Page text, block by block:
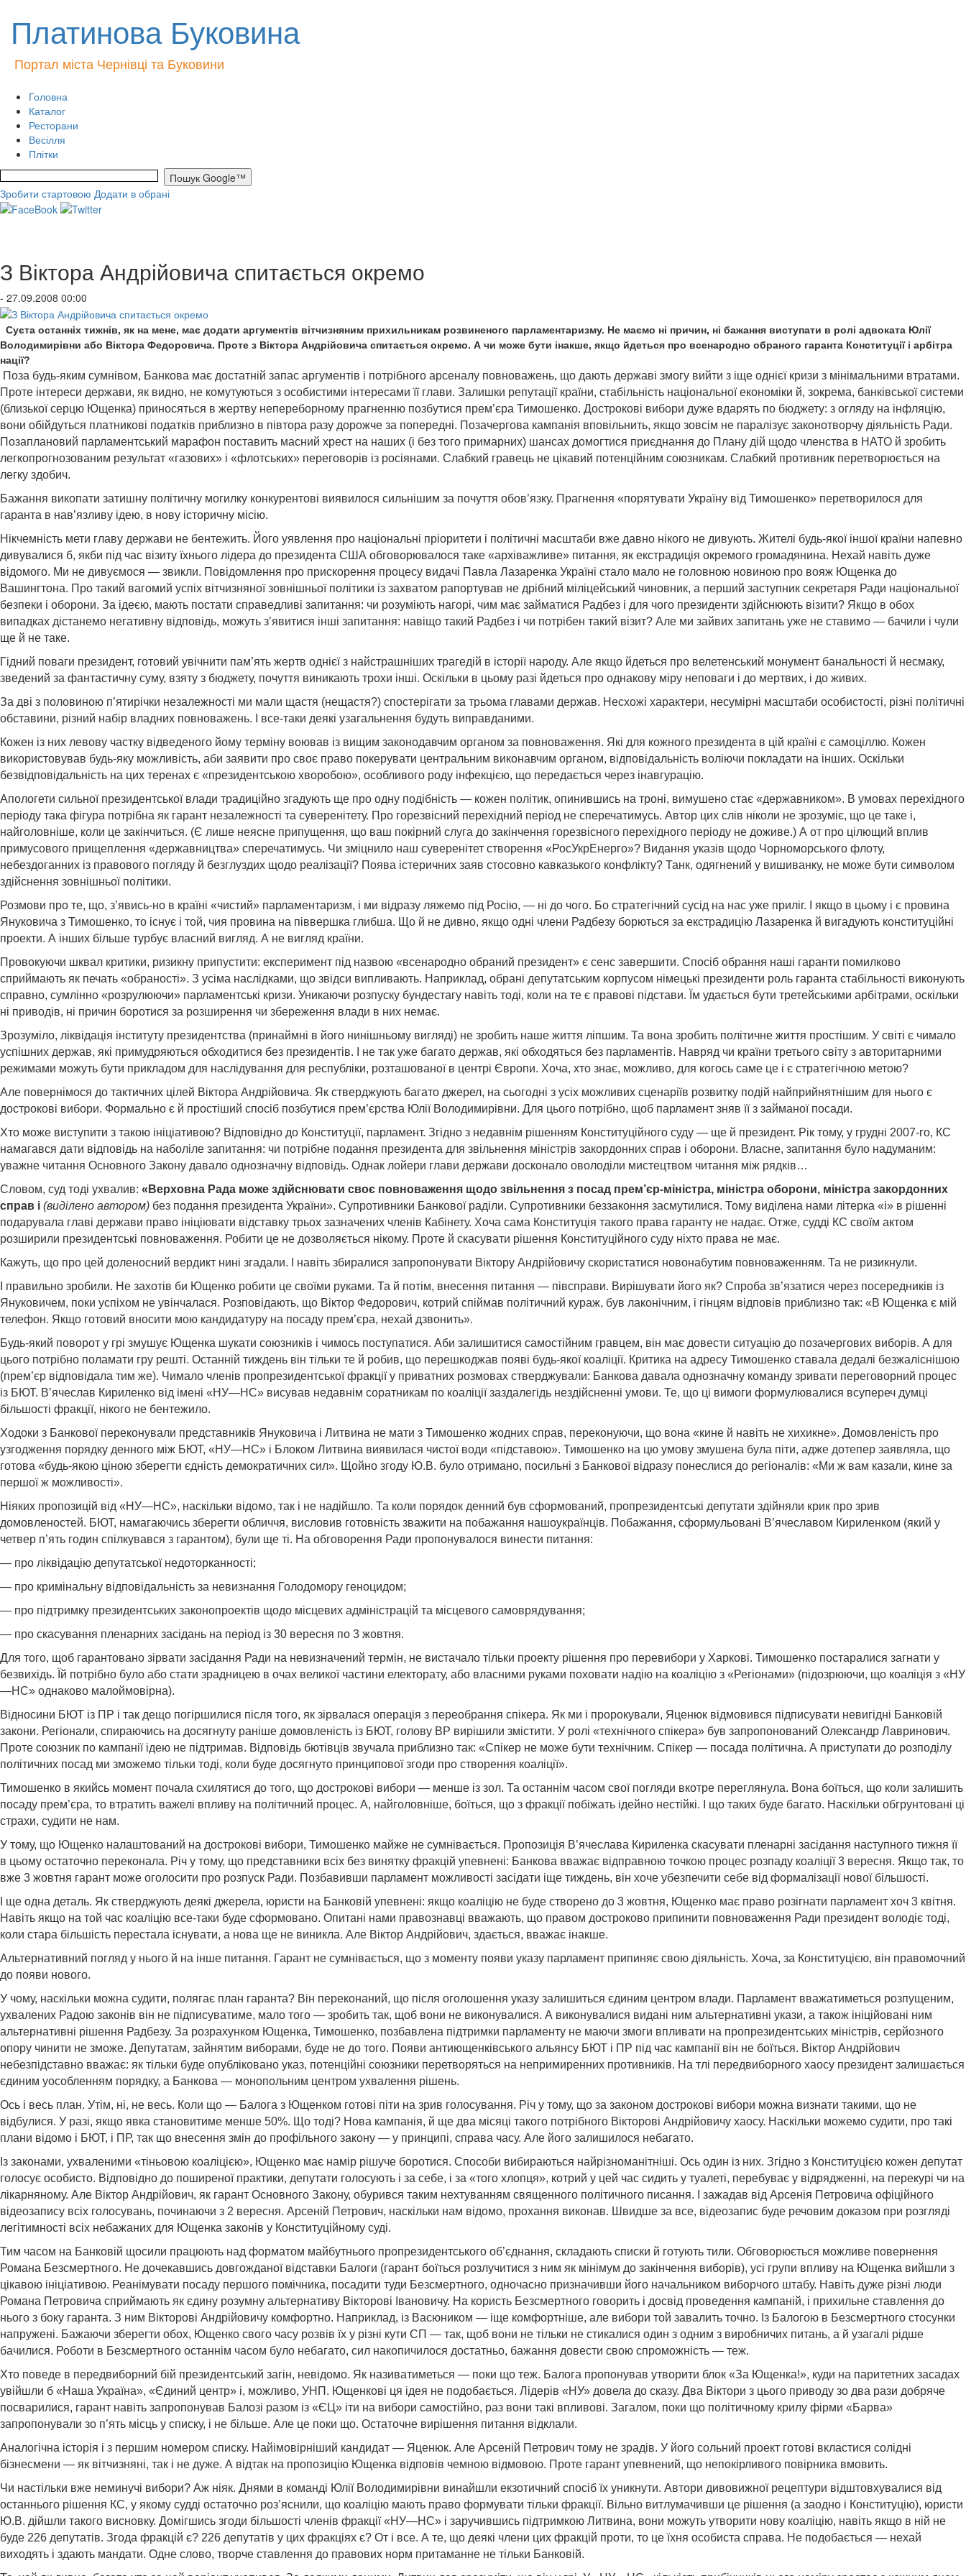
Платинова Буковина
Портал міста Чернівці та Буковини
Головна
Каталог
Ресторани
Весілля
Плітки
Зробити стартовою Додати в обрані
З Віктора Андрійовича спитається окремо
- 27.09.2008 00:00
Суєта останніх тижнів, як на мене, має додати аргументів вітчизняним прихильникам розвиненого парламентаризму. Не маємо ні причин, ні бажання виступати в ролі адвоката Юлії
Володимирівни або Віктора Федоровича. Проте з Віктора Андрійовича спитається окремо. А чи може бути інакше, якщо йдеться про всенародно обраного гаранта Конституції і арбітра
нації?
Поза будь-яким сумнівом, Банкова має достатній запас аргументів і потрібного арсеналу повноважень, що дають державі змогу вийти з іще однієї кризи з мінімальними втратами.
Проте інтереси держави, як видно, не комутуються з особистими інтересами її глави. Залишки репутації країни, стабільність національної економіки й, зокрема, банківської системи
(близької серцю Ющенка) приносяться в жертву непереборному прагненню позбутися прем’єра Тимо­шенко. Дострокові вибори дуже вдарять по бюджету: з огляду на інфляцію,
вони обійдуться платникові податків приблизно в півтора разу дорожче за попередні. Позачергова кампанія вповільнить, якщо зовсім не паралізує законотворчу діяльність Ради.
Позаплановий парламентський марафон поставить масний хрест на наших (і без того примарних) шансах домогтися приєднання до Плану дій щодо членства в НАТО й зробить
легкопрогнозованим результат «газових» і «флотських» переговорів із росіянами. Слабкий гравець не цікавий потенційним союзникам. Слабкий противник перетворюється на
легку здобич.
Бажання викопати затишну політичну могилку конкурентові виявилося сильнішим за почуття обов’язку. Прагнення «порятувати Україну від Тимошенко» перетворилося для
гаранта в нав’язливу ідею, в нову історичну місію.
Нікчемність мети главу дер­жави не бентежить. Його уявлення про національні пріоритети і політичні масштаби вже давно нікого не дивують. Жителі будь-якої іншої країни напевно
дивувалися б, якби під час візиту їхнього лідера до президента США обговорювалося таке «архіважливе» питання, як екстрадиція окремого громадянина. Нехай навіть дуже
відомого. Ми не дивуємося — звикли. Повідомлення про прискорення процесу видачі Павла Лазаренка Україні стало мало не головною новиною про вояж Ющенка до
Вашингтона. Про такий вагомий успіх вітчизняної зовнішньої політики із захватом рапортував не дрібний міліцейський чиновник, а перший заступник секретаря Ради національної
безпеки і оборони. За ідеєю, мають постати справедливі запитання: чи розуміють нагорі, чим має займатися Радбез і для чого президенти здійснюють візити? Якщо в обох
випадках дістанемо негативну відповідь, можуть з’явитися інші запитання: навіщо такий Радбез і чи потрібен такий візит? Але ми зайвих запитань уже не ставимо — бачили і чули
ще й не таке.
Гідний поваги президент, готовий увічнити пам’ять жертв однієї з найстрашніших трагедій в історії народу. Але якщо йдеться про велетенський монумент банальності й несмаку,
зведений за фантастичну суму, взяту з бюджету, почуття виникають трохи інші. Оскільки в цьому разі йдеться про однакову міру неповаги і до мертвих, і до живих.
За дві з половиною п’ятирічки незалежності ми мали щастя (нещастя?) спостерігати за трьома главами держав. Несхожі характери, несумірні масштаби особистості, різні політичні
обставини, різний набір владних повноважень. І все-таки деякі узагальнення будуть виправданими.
Кожен із них левову частку відведеного йому терміну воював із вищим законодавчим органом за повноваження. Які для кожного президента в цій країні є самоціллю. Кожен
використовував будь-яку можливість, аби заявити про своє право покерувати центральним виконавчим органом, відповідальність воліючи покладати на інших. Оскільки
безвідповідальність на цих теренах є «президентською хворобою», особливого роду інфекцією, що передається через інавгурацію.
Апологети сильної президентської влади традиційно згадують ще про одну подібність — кожен політик, опинившись на троні, вимушено стає «державником». В умовах перехідного
періоду така фігура потрібна як гарант незалежності та суверенітету. Про горезвісний перехідний період не сперечатимусь. Автор цих слів ніколи не зрозуміє, що це таке і,
найголовніше, коли це закінчиться. (Є лише неясне припущення, що ваш покірний слуга до закінчення горезвісного перехідного періоду не доживе.) А от про цілющий вплив
примусового прищеплення «державництва» сперечатимусь. Чи зміцнило наш суверенітет створення «РосУкрЕнерго»? Видання указів щодо Чорноморського флоту,
небездоганних із правового погляду й безглуздих щодо реалізації? Поява істеричних заяв стосовно кавказького конфлікту? Танк, одягнений у вишиванку, не може бути символом
здійснення зовнішньої політики.
Розмови про те, що, з’явись-но в країні «чистий» парламентаризм, і ми відразу ляжемо під Росію, — ні до чого. Бо стратегічний сусід на нас уже приліг. І якщо в цьому і є провина
Януковича з Тимошенко, то існує і той, чия провина на піввершка глибша. Що й не дивно, якщо одні члени Радбезу борються за екстрадицію Лазаренка й вигадують конституційні
проекти. А інших більше турбує власний вигляд. А не вигляд країни.
Провокуючи шквал критики, ризикну припустити: експеримент під назвою «всенародно обраний президент» є сенс завершити. Спосіб обрання наші гаранти помилково
сприймають як печать «обраності». З усіма наслідками, що звідси випливають. Наприклад, обрані депутатським корпусом німецькі президенти роль гаранта стабільності виконують
справно, сумлінно «роз­рулюючи» парламентські кризи. Уникаючи розпуску бундестагу навіть тоді, коли на те є правові підстави. Їм удається бути третейськими арбітрами, оскільки
ні приводів, ні причин боротися за розширення чи збереження влади в них немає.
Зрозуміло, ліквідація інституту президентства (принаймні в його нинішньому вигляді) не зробить наше життя ліпшим. Та вона зробить політичне життя простішим. У світі є чимало
успішних держав, які примудряються обходитися без президентів. І не так уже багато держав, які обходяться без парламентів. Навряд чи країни третього світу з авторитарними
режимами можуть бути прикладом для наслідування для республіки, розташованої в центрі Європи. Хоча, хто знає, можливо, для когось саме це і є стратегічною метою?
Але повернімося до тактичних цілей Віктора Андрійовича. Як стверджують багато джерел, на сьогодні з усіх можливих сценаріїв розвитку подій найприйнятнішим для нього є
дострокові вибори. Формально є й простіший спосіб позбутися прем’єрства Юлії Володимирівни. Для цього потрібно, щоб парламент зняв її з займаної посади.
Хто може виступити з такою ініціативою? Відповідно до Конс­титуції, парламент. Згідно з недавнім рішенням Конституцій­ного суду — ще й президент. Рік тому, у грудні 2007-го, КС
намагався дати відповідь на наболіле запитання: чи потрібне подання президента для звільнення міністрів закордонних справ і оборони. Власне, запитання було надуманим:
уважне читання Основного Закону давало однозначну відповідь. Однак лойери глави дер­жави досконало оволоділи мис­тецтвом читання між рядків…
Словом, суд тоді ухвалив: «Верховна Рада може здійснювати своє повноваження щодо звільнення з посад прем’єр-міністра, міністра оборони, міністра закордонних
справ і (виділено автором) без подання президента України». Супротив­ники Банкової раділи. Супротив­ники беззаконня засмутилися. Тому виділена нами літерка «і» в рішенні
подарувала главі дер­жави право ініціювати відставку трьох зазначених членів Кабінету. Хоча сама Конституція такого права гаранту не надає. Отже, судді КС своїм актом
розширили президентські повноваження. Робити це не дозволяється нікому. Проте й скасувати рішення Конституційного суду ніхто права не має.
Кажуть, що про цей доленосний вердикт нині згадали. І навіть збиралися запропонувати Віктору Андрійовичу скористатися новонабутим повноваженням. Та не ризикнули.
І правильно зробили. Не захотів би Ющенко робити це своїми руками. Та й потім, внесення питання — півсправи. Вирішувати його як? Спроба зв’язатися через посередників із
Януковичем, поки успіхом не увінчалася. Розповідають, що Віктор Федоро­вич, котрий спіймав політичний кураж, був лаконічним, і гінцям відповів приблизно так: «В Ющен­ка є мій
телефон. Якщо готовий вносити мою кандидатуру на посаду прем’єра, нехай дзвонить».
Будь-який поворот у грі змушує Ющенка шукати союзників і чимось поступатися. Аби залишитися самостійним гравцем, він має довести ситуацію до позачергових виборів. А для
цього потріб­но поламати гру решті. Останній тиждень він тільки те й робив, що перешкоджав появі будь-якої коаліції. Критика на адресу Тимо­шенко ставала дедалі безжаліснішою
(прем’єр відповідала тим же). Чимало членів пропрезидентської фракції у приватних розмовах стверджували: Банкова давала однозначну команду зривати переговорний процес
із БЮТ. В’ячеслав Кири­ленко від імені «НУ—НС» висував недавнім соратникам по коаліції заздалегідь нездійсненні умови. Те, що ці вимоги формулювалися всупереч думці
більшості фракції, нікого не бентежило.
Ходоки з Банкової переконували представників Януковича і Литвина не мати з Тимошенко жодних справ, переконуючи, що вона «кине й навіть не хихикне». Домовленість про
узгодження порядку денного між БЮТ, «НУ—НС» і Блоком Литвина виявилася чистої води «підставою». Тимошенко на цю умову змушена була піти, адже дотепер заявляла, що
готова «будь-якою ціною зберегти єдність демократичних сил». Щойно згоду Ю.В. було отримано, посильні з Банкової відразу понеслися до регіоналів: «Ми ж вам казали, кине за
першої ж можливості».
Ніяких пропозицій від «НУ—НС», наскільки відомо, так і не надійшло. Та коли порядок ден­ний був сформований, пропрезидентські депутати здійняли крик про зрив
домовленостей. БЮТ, намагаючись зберегти обличчя, висловив готовність зважити на побажання нашоукраїнців. Поба­жання, сформульовані В’ячесла­вом Кириленком (який у
четвер п’ять годин спілкувався з гарантом), були ще ті. На обговорення Ради пропонувалося винести питання:
— про ліквідацію депутатської недоторканності;
— про кримінальну відповідальність за невизнання Голодо­мору геноцидом;
— про підтримку президентських законопроектів щодо місцевих адміністрацій та місцевого самоврядування;
— про скасування пленарних засідань на період із 30 вересня по 3 жовтня.
Для того, щоб гарантовано зірвати засідання Ради на невизначений термін, не вистачало тільки проекту рішення про перевибори у Харкові. Тимошенко постаралися загнати у
безвихідь. Їй потрібно було або стати зрадницею в очах великої частини електорату, або власними руками поховати надію на коаліцію з «Регіонами» (підозрюючи, що коаліція з «НУ
—НС» однаково малоймовірна).
Відносини БЮТ із ПР і так дещо погіршилися після того, як зірвалася операція з переобрання спікера. Як ми і пророкували, Яценюк відмовився підписувати невигідні Банковій
закони. Регіонали, спираючись на досягнуту раніше домовленість із БЮТ, голову ВР вирішили змістити. У ролі «технічного спікера» був запропонований Олександр Лавринович.
Проте союзник по кампанії ідею не підтримав. Відповідь бютівців звучала приблизно так: «Спікер не може бути технічним. Спікер — посада політична. А приступати до розподілу
політичних посад ми зможемо тільки тоді, коли буде досягнуто принципової згоди про створення коаліції».
Тимошенко в якийсь момент почала схилятися до того, що дострокові вибори — менше із зол. Та останнім часом свої погляди вкотре переглянула. Вона боїться, що коли залишить
посаду прем’єра, то втратить важелі впливу на політичний процес. А, найголовніше, боїться, що з фракції побіжать ідейно нестійкі. І що таких буде багато. Наскільки обгрунтовані ці
страхи, судити не нам.
У тому, що Ющенко налаштований на дострокові вибори, Тимошенко майже не сумнівається. Пропозиція В’ячеслава Кириленка скасувати пленарні засідання наступного тижня її
в цьому остаточно переконала. Річ у тому, що представники всіх без винятку фракцій упевнені: Банкова вважає відправною точкою процес розпаду коаліції 3 вересня. Якщо так, то
вже 3 жовтня гарант може оголосити про розпуск Ради. Позбавивши парламент можливості засідати іще тиждень, він хоче убезпечити себе від формалізації нової більшості.
І ще одна деталь. Як стверджують деякі джерела, юристи на Банковій упевнені: якщо коаліцію не буде створено до 3 жовтня, Ющенко має право розігнати парламент хоч 3 квітня.
Навіть якщо на той час коаліцію все-таки буде сформовано. Опитані нами правознавці вважають, що правом достроково припинити повноваження Ради президент володіє тоді,
коли стара більшість перестала існувати, а нова ще не виникла. Але Віктор Андрійович, здається, вважає інакше.
Альтернативний погляд у нього й на інше питання. Гарант не сумнівається, що з моменту появи указу парламент припиняє свою діяльність. Хоча, за Конституцією, він правомочний
до появи нового.
У чому, наскільки можна судити, полягає план гаранта? Він переконаний, що після оголошення указу залишиться єдиним центром влади. Парламент вважатиметься розпущеним,
ухвалених Радою законів він не підписуватиме, мало того — зробить так, щоб вони не виконувалися. А виконувалися видані ним альтернативні укази, а також ініційовані ним
альтернативні рішення Радбезу. За розрахунком Ющенка, Тимошенко, позбавлена підтримки парламенту не маючи змоги впливати на пропрезидентських міністрів, серйозного
опору чинити не зможе. Депутатам, зайнятим виборами, буде не до того. Появи антиющенківського альянсу БЮТ і ПР під час кампанії він не боїться. Віктор Андрійович
небезпідставно вважає: як тільки буде опубліковано указ, потенційні союзники перетворяться на непримиренних противників. На тлі передвиборного хаосу президент залишається
єдиним уособленням порядку, а Банкова — монопольним центром ухвалення рішень.
Ось і весь план. Утім, ні, не весь. Коли що — Балога з Ющенком готові піти на зрив голосування. Річ у тому, що за законом дострокові вибори можна визнати такими, що не
відбулися. У разі, якщо явка становитиме менше 50%. Що тоді? Нова кампанія, й ще два місяці такого потрібного Вікторові Андрійовичу хаосу. Наскільки можемо судити, про такі
плани відомо і БЮТ, і ПР, так що внесення змін до профільного закону — у принципі, справа часу. Але його залишилося небагато.
Із законами, ухваленими «тіньовою коаліцією», Ющенко має намір рішуче боротися. Способи вибираються найрізноманітніші. Ось один із них. Згідно з Конституцією кожен депутат
голосує особисто. Відповідно до поширеної практики, депутати голосують і за себе, і за «того хлопця», котрий у цей час сидить у туалеті, перебуває у відрядженні, на перекурі чи на
лікарняному. Але Віктор Андрійович, як гарант Основного Закону, обурився таким нехтуванням священного політичного писання. І зажадав від Арсенія Петровича офіційного
відеозапису всіх голосувань, починаючи з 2 вересня. Арсеній Петрович, наскільки нам відомо, прохання виконав. Швидше за все, відеозапис буде речовим доказом при розгляді
легітимності всіх небажаних для Ющенка законів у Конституційному суді.
Тим часом на Банковій щосили працюють над форматом майбутнього пропрезидентського об’єднання, складають списки й готують тили. Обговорюється можливе повернення
Романа Безсмертного. Не дочекавшись довгожданої відставки Балоги (гарант боїться розлучитися з ним як мінімум до закінчення виборів), усі групи впливу на Ющенка вийшли з
цікавою ініціативою. Реанімувати посаду першого помічника, посадити туди Безсмертного, одночасно призначивши його начальником виборчого штабу. Навіть дуже різні люди
Романа Петровича сприймають як єдину розумну альтернативу Вікторові Івановичу. На користь Безсмертного говорить і досвід проведення кампаній, і прихильне ставлення до
нього з боку гаранта. З ним Вікторові Андрійовичу комфортно. Наприклад, із Васюником — іще комфортніше, але вибори той завалить точно. Із Балогою в Безсмертного стосунки
напружені. Бажаючи зберегти обох, Ющенко свого часу розвів їх у різні кути СП — так, щоб вони не тільки не стикалися один з одним з виробничих питань, а й узагалі рідше
бачилися. Роботи в Безсмертного останнім часом було небагато, сил накопичилося достатньо, бажання довести свою спроможність — теж.
Хто поведе в передвиборний бій президентський загін, невідомо. Як називатиметься — поки що теж. Балога пропонував утворити блок «За Ющенка!», куди на паритетних засадах
увійшли б «Наша Україна», «Єдиний центр» і, можливо, УНП. Ющенкові ця ідея не подобається. Лідерів «НУ» довела до сказу. Два Віктори з цього приводу зо два рази добряче
посварилися, гарант навіть запропонував Балозі разом із «ЄЦ» іти на вибори самостійно, раз вони такі впливові. Загалом, поки що політичному крилу фірми «Барва»
запропонували зо п’ять місць у списку, і не більше. Але це поки що. Остаточне вирішення питання відклали.
Аналогічна історія і з першим номером списку. Найімовірніший кандидат — Яценюк. Але Арсеній Петрович тому не зрадів. У його сольний проект готові вкластися солідні
бізнесмени — як вітчизняні, так і не дуже. А відтак на пропозицію Ющенка відповів чемною відмовою. Проте гарант упевнений, що непокірливого повірника вмовить.
Чи настільки вже неминучі вибори? Аж ніяк. Днями в коман­ді Юлії Володимирівни винайшли екзотичний спосіб їх уникнути. Автори дивовижної рецептури відштовхувалися від
останнього рішення КС, у якому судді остаточно роз’яснили, що коаліцію мають право формувати тільки фракції. Вільно витлумачивши це рішення (а заодно і Конституцію), юристи
Ю.В. дійшли такого висновку. Домігшись згоди більшості членів фракції «НУ—НС» і заручившись підтримкою Литвина, вони можуть утворити нову коаліцію, навіть якщо в ній не
буде 226 депутатів. Згода фракцій є? 226 депутатів у цих фракціях є? От і все. А те, що деякі члени цих фракцій проти, то це їхня особиста справа. Не подобається — нехай
виходять і здають мандати. Одне слово, творче ставлення до правових норм притаманне не тільки Банковій.